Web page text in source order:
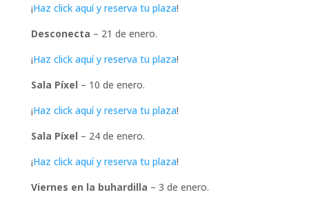
¡Haz click aquí y reserva tu plaza!
Desconecta – 21 de enero.
¡Haz click aquí y reserva tu plaza!
Sala Píxel – 10 de enero.
¡Haz click aquí y reserva tu plaza!
Sala Píxel – 24 de enero.
¡Haz click aquí y reserva tu plaza!
Viernes en la buhardilla – 3 de enero.